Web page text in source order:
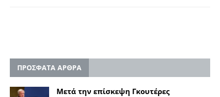
ΠΡΟΣΦΑΤΑ ΑΡΘΡΑ
Μετά την επίσκεψη Γκουτέρες